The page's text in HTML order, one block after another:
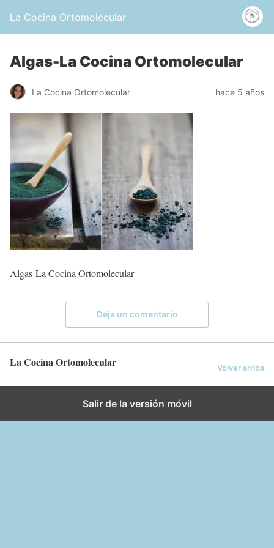
La Cocina Ortomolecular
Algas-La Cocina Ortomolecular
La Cocina Ortomolecular hace 5 años
Algas-La Cocina Ortomolecular
Deja un comentario
La Cocina Ortomolecular Volver arriba
Salir de la versión móvil